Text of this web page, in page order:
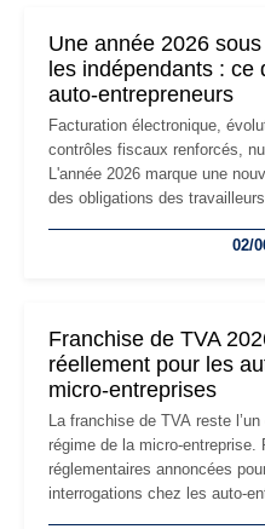
Une année 2026
les indépendants : ce
auto-entrepreneurs
Facturation électronique,
contrôles fiscaux renforcés,
L'année 2026 marque une
des obligations des
les auto-entrepreneurs
02/
Franchise de TVA
réellement pour les
micro-entreprises
La franchise de TVA reste
régime de la micro-entreprise.
réglementaires annoncées
interrogations chez les auto-